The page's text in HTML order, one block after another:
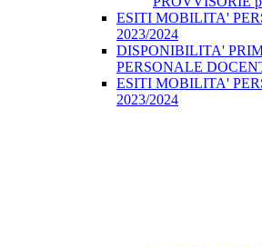
ESITI MOBILITA'
2023/2024
DISPONIBILITA'
PERSONALE
ESITI MOBILITA'
2023/2024